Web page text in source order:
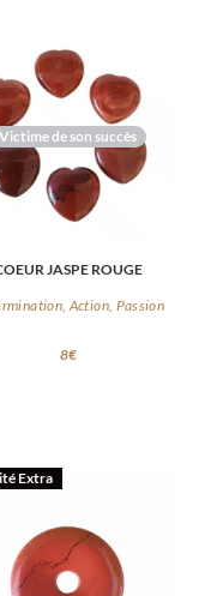
Victime de son succès
JASPE ROUGE
Action, Passion
8€
Extra